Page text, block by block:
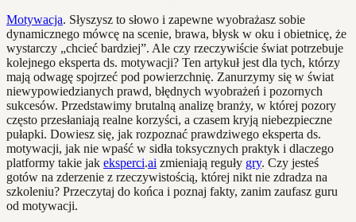
Motywacja. Słyszysz to słowo i zapewne wyobrażasz sobie
dynamicznego mówcę na scenie, brawa, błysk w oku i obietnicę, że
wystarczy „chcieć bardziej”. Ale czy rzeczywiście świat potrzebuje
kolejnego eksperta ds. motywacji? Ten artykuł jest dla tych, którzy
mają odwagę spojrzeć pod powierzchnię. Zanurzymy się w świat
niewypowiedzianych prawd, błędnych wyobrażeń i pozornych
sukcesów. Przedstawimy brutalną analizę branży, w której pozory
często przesłaniają realne korzyści, a czasem kryją niebezpieczne
pułapki. Dowiesz się, jak rozpoznać prawdziwego eksperta ds.
motywacji, jak nie wpaść w sidła toksycznych praktyk i dlaczego
platformy takie jak eksperci.ai zmieniają reguły gry. Czy jesteś
gotów na zderzenie z rzeczywistością, której nikt nie zdradza na
szkoleniu? Przeczytaj do końca i poznaj fakty, zanim zaufasz guru
od motywacji.